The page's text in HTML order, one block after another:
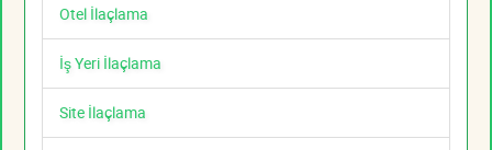
Otel İlaçlama
İş Yeri İlaçlama
Site İlaçlama